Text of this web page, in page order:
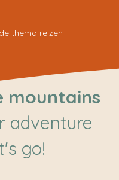
thema reizen
mountains
adventure
go!